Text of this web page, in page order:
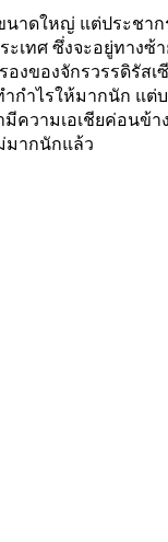
ดใหญ่ แต่ประชาก
ทศ ซึ่งจะอยู่ทางซ้
ของจักรวรรดิรัส
กำไรให้มากนัก แ
วามเอเชียค่อนข้
มากนักแล้ว